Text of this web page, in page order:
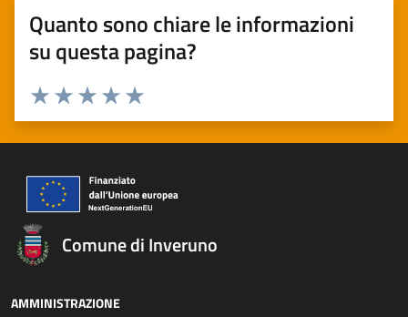
Quanto sono chiare le informazioni
su questa pagina?
Valuta 5 stelle su 5
Valuta 4 stelle su 5
Valuta 3 stelle su 5
Valuta 2 stelle su 5
Valuta 1 stelle su 5
Comune di Inveruno
AMMINISTRAZIONE